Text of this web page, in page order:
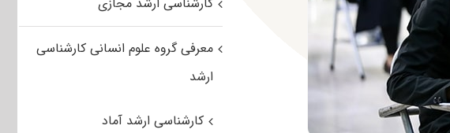
معرفی گروه علوم انسانی کارشناسی
ارشد
کارشناسی ارشد آماد